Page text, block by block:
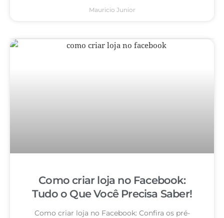
Mauricio Junior
Como criar loja no Facebook:
Tudo o Que Você Precisa Saber!
Como criar loja no Facebook: Confira os pré-